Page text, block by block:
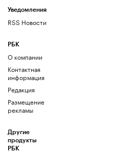
Уведомления
RSS Новости
РБК
О компании
Контактная
информация
Редакция
Размещение
рекламы
Другие
продукты
РБК